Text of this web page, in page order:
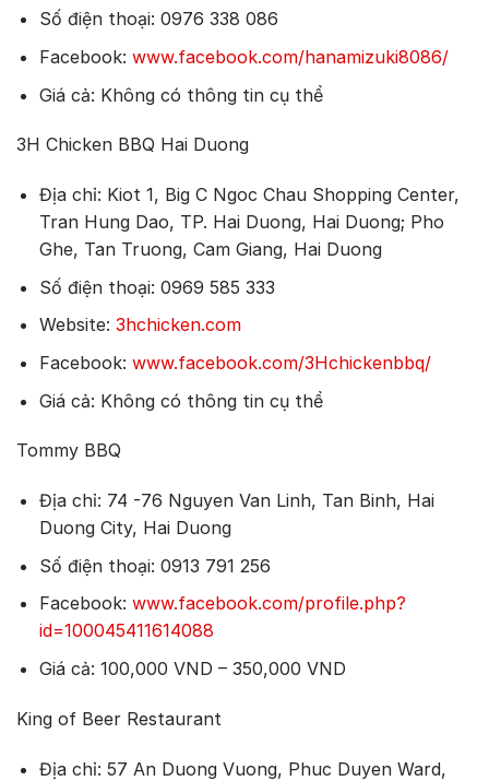
Số điện thoại: 0976 338 086
Facebook: www.facebook.com/hanamizuki8086/
Giá cả: Không có thông tin cụ thể
3H Chicken BBQ Hai Duong
Địa chỉ: Kiot 1, Big C Ngoc Chau Shopping Center,
Tran Hung Dao, TP. Hai Duong, Hai Duong; Pho
Ghe, Tan Truong, Cam Giang, Hai Duong
Số điện thoại: 0969 585 333
Website: 3hchicken.com
Facebook: www.facebook.com/3Hchickenbbq/
Giá cả: Không có thông tin cụ thể
Tommy BBQ
Địa chỉ: 74 -76 Nguyen Van Linh, Tan Binh, Hai
Duong City, Hai Duong
Số điện thoại: 0913 791 256
Facebook: www.facebook.com/profile.php?
id=100045411614088
Giá cả: 100,000 VND – 350,000 VND
King of Beer Restaurant
Địa chỉ: 57 An Duong Vuong, Phuc Duyen Ward,